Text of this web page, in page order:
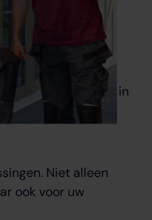
en Zuid-
van wat er bij u in
Niet alleen
ook voor uw